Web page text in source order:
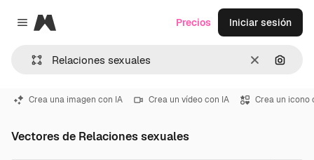
Close menu
Magnific
Borrar
Precios Iniciar sesión
Crea una imagen con IA Crea un vídeo con IA Crea un icono
Vectores de Relaciones sexuales